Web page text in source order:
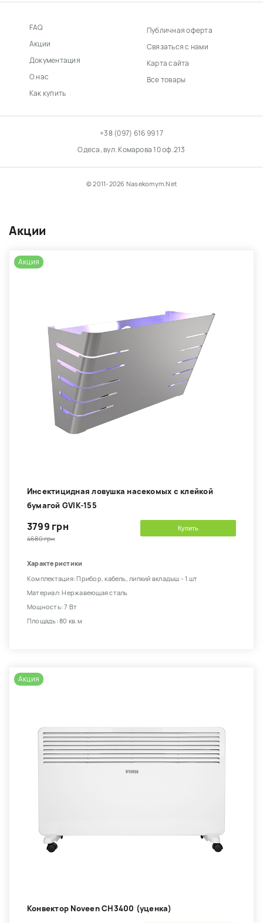
Акции
Акция
Инсектицидная ловушка насекомых с клейкой
бумагой GVIK-155
3799 грн
4680 грн
Купить
Характеристики
Комплектация: Прибор, кабель, липкий вкладыш - 1 шт
Материал: Нержавеющая сталь
Мощность: 7 Вт
Площадь: 80 кв.м
Акция
Конвектор Noveen CH3400 (уценка)
FAQ
Акции
Документация
О нас
Как купить
Публичная оферта
Связаться с нами
Карта сайта
Все товары
+38 (097) 616 99 17
Одеса, вул. Комарова 10 оф.213
© 2011-2026 Nasekomym.Net